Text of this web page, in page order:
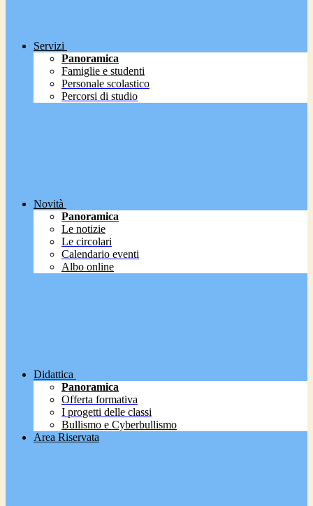
Servizi
Panoramica
Famiglie e studenti
Personale scolastico
Percorsi di studio
Novità
Panoramica
Le notizie
Le circolari
Calendario eventi
Albo online
Didattica
Panoramica
Offerta formativa
I progetti delle classi
Bullismo e Cyberbullismo
Area Riservata